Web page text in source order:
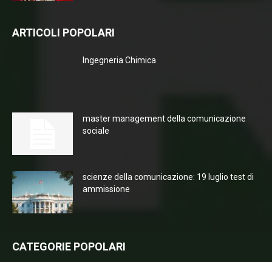
ARTICOLI POPOLARI
Ingegneria Chimica
master management della comunicazione
sociale
scienze della comunicazione: 19 luglio test di
ammissione
CATEGORIE POPOLARI